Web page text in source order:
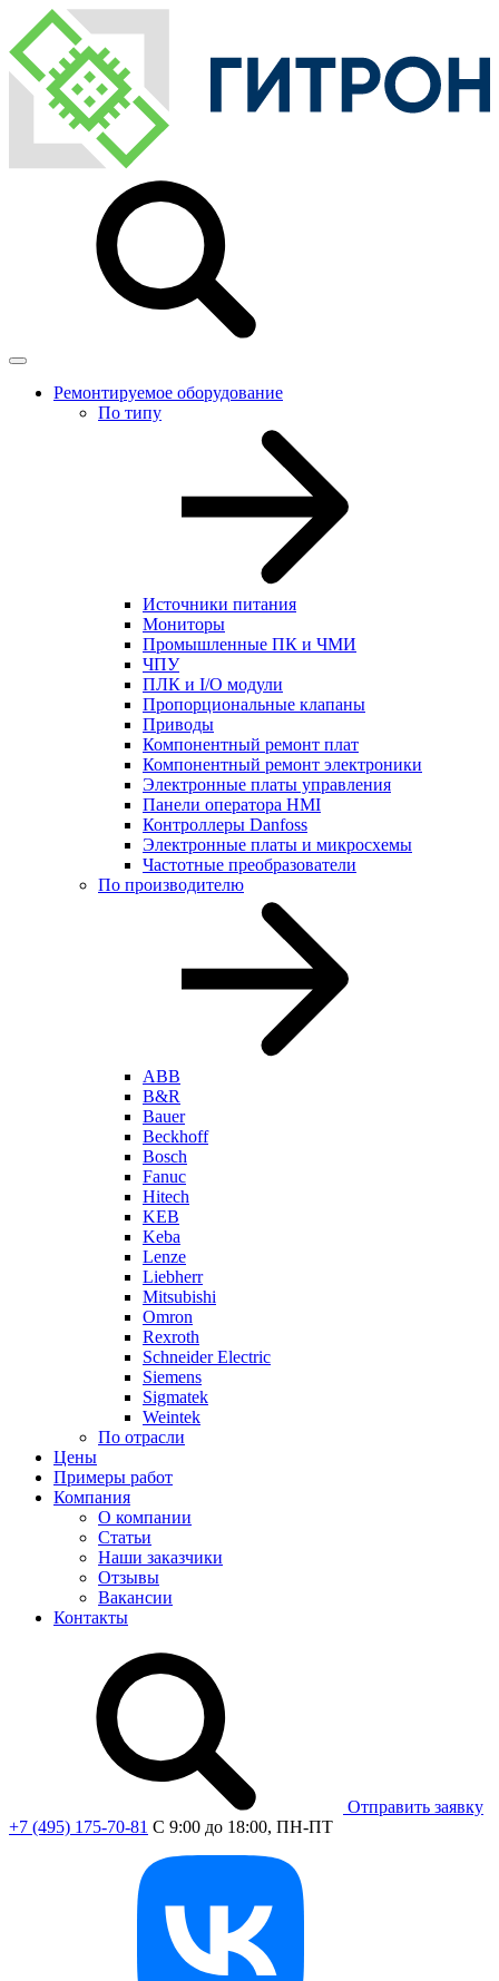
Ремонтируемое оборудование
По типу
Источники питания
Мониторы
Промышленные ПК и ЧМИ
ЧПУ
ПЛК и I/O модули
Пропорциональные клапаны
Приводы
Компонентный ремонт плат
Компонентный ремонт электроники
Электронные платы управления
Панели оператора HMI
Контроллеры Danfoss
Электронные платы и микросхемы
Частотные преобразователи
По производителю
ABB
B&R
Bauer
Beckhoff
Bosch
Fanuc
Hitech
KEB
Keba
Lenze
Liebherr
Mitsubishi
Omron
Rexroth
Schneider Electric
Siemens
Sigmatek
Weintek
По отрасли
Цены
Примеры работ
Компания
О компании
Статьи
Наши заказчики
Отзывы
Вакансии
Контакты
Отправить заявку
+7 (495) 175-70-81 C 9:00 до 18:00, ПН-ПТ